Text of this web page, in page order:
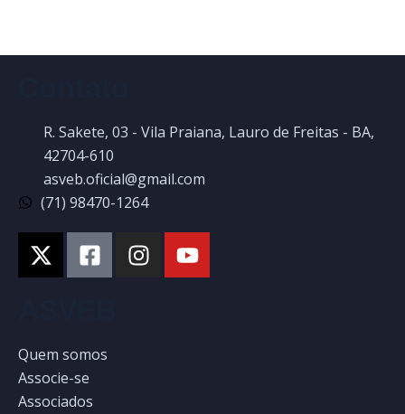
R. Sakete, 03 - Vila Praiana, Lauro de Freitas - BA,
42704-610
asveb.oficial@gmail.com
(71) 98470-1264
Quem somos
Associe-se
Associados